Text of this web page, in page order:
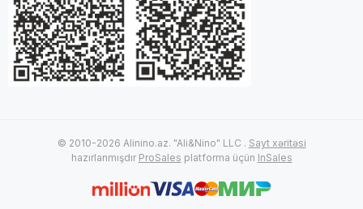
© 2010-2026 Alinino.az. "Ali&Nino" LLC . Sayt xəritəsi
hazırlanmışdır ProSales platforma üçün InSales